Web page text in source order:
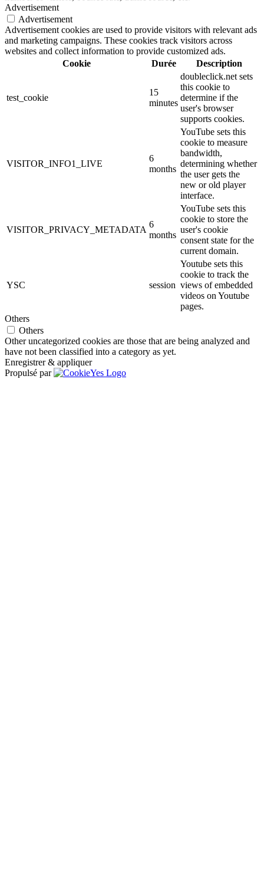
Advertisement
Advertisement
Advertisement cookies are used to provide visitors with relevant ads
and marketing campaigns. These cookies track visitors across
websites and collect information to provide customized ads.
Cookie
Durée Description
test_cookie
15
minutes
doubleclick.net sets
this cookie to
determine if the
user's browser
supports cookies.
VISITOR_INFO1_LIVE
6
months
YouTube sets this
cookie to measure
bandwidth,
determining whether
the user gets the
new or old player
interface.
VISITOR_PRIVACY_METADATA
6
months
YouTube sets this
cookie to store the
user's cookie
consent state for the
current domain.
YSC session
Youtube sets this
cookie to track the
views of embedded
videos on Youtube
pages.
Others
Others
Other uncategorized cookies are those that are being analyzed and
have not been classified into a category as yet.
Enregistrer & appliquer
Propulsé par